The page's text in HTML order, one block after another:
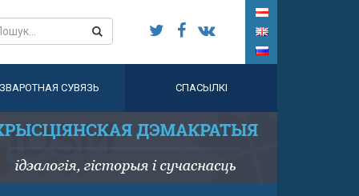
ЗВАРОТНАЯ СУВЯЗЬ СПАСЫЛКІ